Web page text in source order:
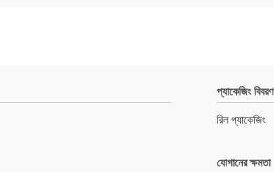
প্যাকেজিং বিবরণ
রিল প্যাকেজিং
যোগানের ক্ষমতা